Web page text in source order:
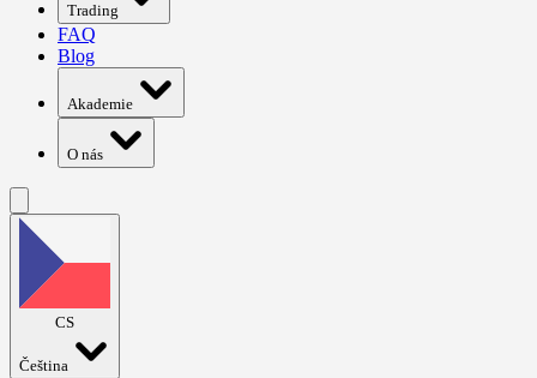
Trading
FAQ
Blog
Akademie
O nás
CS
Čeština